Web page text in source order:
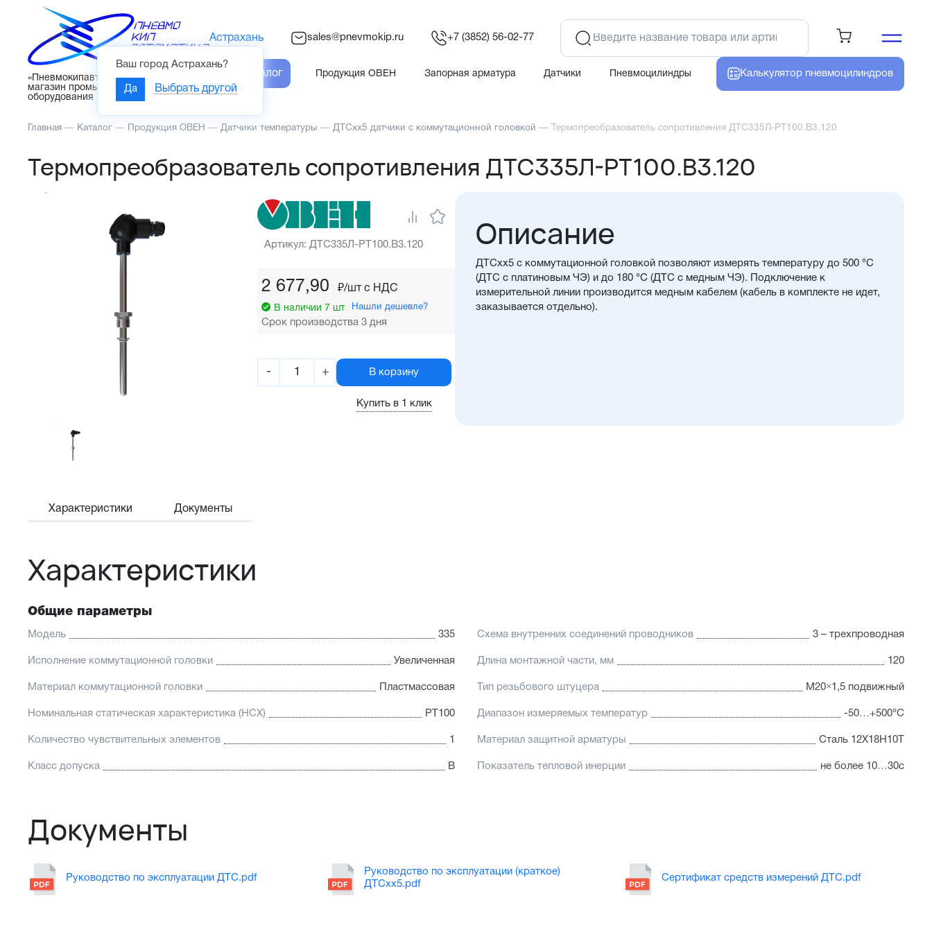
«Пневмокипавтоматика» – интернет-
магазин промышленного
оборудования
Астрахань
Ваш город Астрахань?
Да Выбрать другой
sales@pnevmokip.ru +7 (3852) 56-02-77
Каталог Продукция ОВЕН Запорная арматура Датчики Пневмоцилиндры Калькулятор пневмоцилиндров
Главная — Каталог — Продукция ОВЕН — Датчики температуры — ДТСхх5 датчики с коммутационной головкой — Термопреобразователь сопротивления ДТС335Л-РТ100.В3.120
Термопреобразователь сопротивления ДТС335Л-РТ100.В3.120
Артикул: ДТС335Л-РТ100.В3.120
2 677,90 ₽/шт c НДС
В наличии 7 шт Нашли дешевле?
Срок производства 3 дня
- + В корзину
Купить в 1 клик
Описание
ДТСхх5 с коммутационной головкой позволяют измерять температуру до 500 °С
(ДТС с платиновым ЧЭ) и до 180 °С (ДТС с медным ЧЭ). Подключение к
измерительной линии производится медным кабелем (кабель в комплекте не идет,
заказывается отдельно).
Характеристики Документы
Характеристики
Общие параметры
Модель 335 Схема внутренних соединений проводников 3 – трехпроводная
Исполнение коммутационной головки Увеличенная Длина монтажной части, мм 120
Материал коммутационной головки Пластмассовая Тип резьбового штуцера M20×1,5 подвижный
Номинальная статическая характеристика (НСХ) PT100 Диапазон измеряемых температур -50…+500°C
Количество чувствительных элементов 1 Материал защитной арматуры Сталь 12Х18Н10Т
Класс допуска В Показатель тепловой инерции не более 10…30с
Документы
Руководство по эксплуатации ДТС.pdf
Руководство по эксплуатации (краткое)
ДТСхх5.pdf
Сертификат средств измерений ДТС.pdf